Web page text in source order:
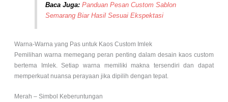
Baca Juga: Panduan Pesan Custom Sablon
Semarang Biar Hasil Sesuai Ekspektasi
Warna-Warna yang Pas untuk Kaos Custom Imlek
Pemilihan warna memegang peran penting dalam desain kaos custom
bertema Imlek. Setiap warna memiliki makna tersendiri dan dapat
memperkuat nuansa perayaan jika dipilih dengan tepat.
Merah – Simbol Keberuntungan